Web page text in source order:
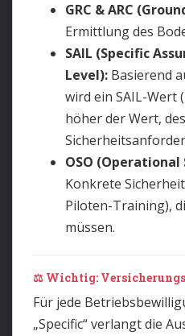
GRC & ARC
Ermittlung des
SAIL (Specific
Level): Basierend
wird ein SAIL-Wert
höher der Wert,
OSO
Konkrete
Piloten-Training),
müssen.
⚖️ Wichtig:
Für jede
„Specific“ verlangt die